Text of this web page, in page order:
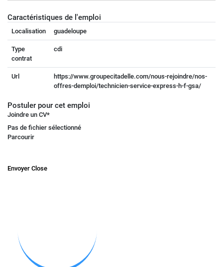
Caractéristiques de l'emploi
Localisation guadeloupe
Type
contrat
cdi
Url
https://www.groupecitadelle.com/nous-rejoindre/nos-
offres-demploi/technicien-service-express-h-f-gsa/
Postuler pour cet emploi
Joindre un CV*
Pas de fichier sélectionné
Parcourir
Envoyer Close